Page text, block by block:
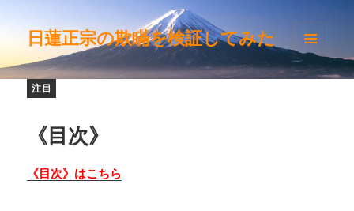
日蓮正宗の欺瞞を検証してみた
メニュ
ーとウ
《目次》
《目次》はこちら
注目